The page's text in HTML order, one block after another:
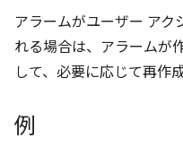
アラームがユーザー アク
れる場合は、アラームが
して、必要に応じて再作
例